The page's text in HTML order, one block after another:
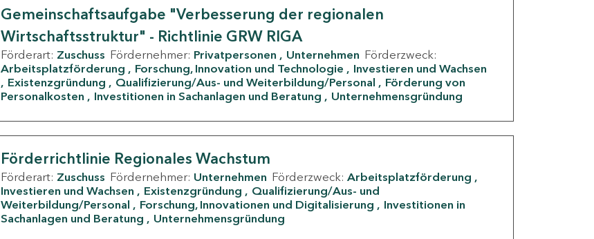
Gemeinschaftsaufgabe "Verbesserung der regionalen
Wirtschaftsstruktur" - Richtlinie GRW RIGA
Förderart: Zuschuss Fördernehmer: Privatpersonen Unternehmen Förderzweck:
Arbeitsplatzförderung
Forschung, Innovation und Technologie
Investieren und Wachsen
Existenzgründung
Qualifizierung/Aus- und Weiterbildung/Personal
Förderung von
Personalkosten
Investitionen in Sachanlagen und Beratung Unternehmensgründung
Förderrichtlinie Regionales Wachstum
Förderart: Zuschuss Fördernehmer: Unternehmen Förderzweck: Arbeitsplatzförderung
Investieren und Wachsen
Existenzgründung
Qualifizierung/Aus- und
Weiterbildung/Personal
Forschung, Innovationen und Digitalisierung
Investitionen in
Sachanlagen und Beratung
Unternehmensgründung